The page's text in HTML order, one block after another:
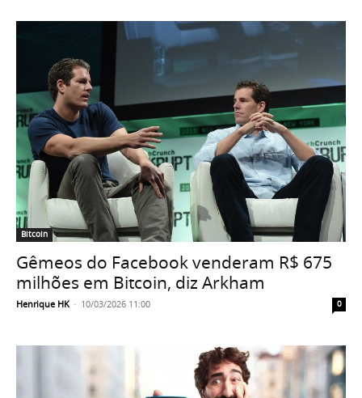
Bitcoin
Gêmeos do Facebook venderam R$ 675
milhões em Bitcoin, diz Arkham
Henrique HK - 10/03/2026 11:00 0